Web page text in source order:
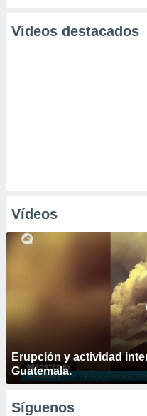
Videos destacados
Vídeos
Erupción y actividad
Guatemala.
Síguenos